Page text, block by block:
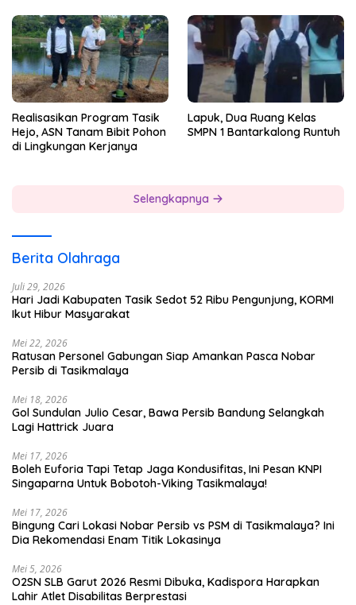
Realisasikan Program Tasik
Hejo, ASN Tanam Bibit Pohon
di Lingkungan Kerjanya
Lapuk, Dua Ruang Kelas
SMPN 1 Bantarkalong Runtuh
Selengkapnya
Berita Olahraga
Juli 29, 2026
Hari Jadi Kabupaten Tasik Sedot 52 Ribu Pengunjung, KORMI
Ikut Hibur Masyarakat
Mei 22, 2026
Ratusan Personel Gabungan Siap Amankan Pasca Nobar
Persib di Tasikmalaya
Mei 18, 2026
Gol Sundulan Julio Cesar, Bawa Persib Bandung Selangkah
Lagi Hattrick Juara
Mei 17, 2026
Boleh Euforia Tapi Tetap Jaga Kondusifitas, Ini Pesan KNPI
Singaparna Untuk Bobotoh-Viking Tasikmalaya!
Mei 17, 2026
Bingung Cari Lokasi Nobar Persib vs PSM di Tasikmalaya? Ini
Dia Rekomendasi Enam Titik Lokasinya
Mei 5, 2026
O2SN SLB Garut 2026 Resmi Dibuka, Kadispora Harapkan
Lahir Atlet Disabilitas Berprestasi